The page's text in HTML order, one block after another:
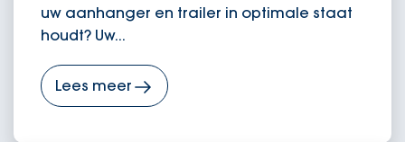
uw aanhanger en trailer in optimale staat
houdt? Uw...
Lees meer